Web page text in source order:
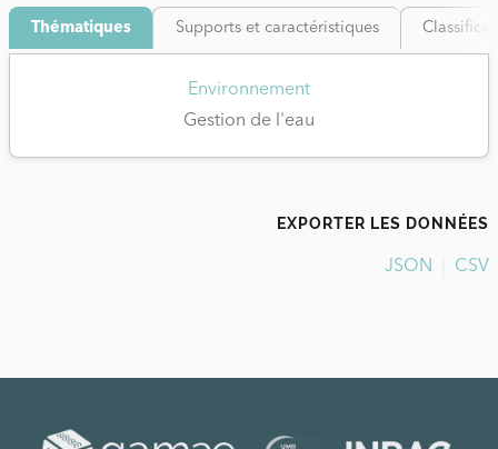
Thématiques Supports et caractéristiques
Environnement
Gestion de l'eau
EXPORTER LES DONNÉES
JSON CSV